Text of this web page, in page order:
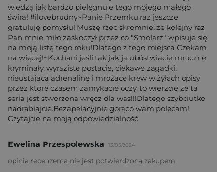
wiedzą jak bardzo pielęgnuje tego mojego małego
świra! #ilovebrudny~Panie Przemku raz jeszcze
gratuluję pomysłu! Muszę rzec skromnie, że kolejny raz
Pan mnie miło zaskoczył przez co "Smolarz" wpisuje się
na moją listę tego roku!Dlatego z tego miejsca Czekam
na więcej!~Kochani jeśli tak jak ja ubóstwiacie mroczne
kryminały, wyraziste postacie, ciekawe zagadki,
nieustającą adrenalinę i mrożące krew w żyłach opisy
przez które czasem zamykacie oczy, to wierzcie że ta
seria jest stworzona wręcz dla was!!!Dlatego szybciutko
nadrabiajcie.Bezapelacyjnie gorąco wam polecam!
Czytajcie na moją odpowiedzialność!
Ewelina Przespolewska 13/05/2024
opinia recenzenta nie jest potwierdzona zakupem